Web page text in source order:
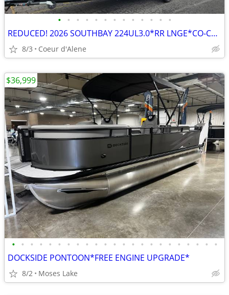
• • • • • • • • • • • • •
REDUCED! 2026 SOUTHBAY 224UL3.0*RR LNGE*CO-CAPT CHR*200HP*WAS $117005.
8/3 Coeur d'Alene
• • • • • • • • • • • • • • • • • • • • • • •
DOCKSIDE PONTOON*FREE ENGINE UPGRADE*
8/2 Moses Lake
$36,999